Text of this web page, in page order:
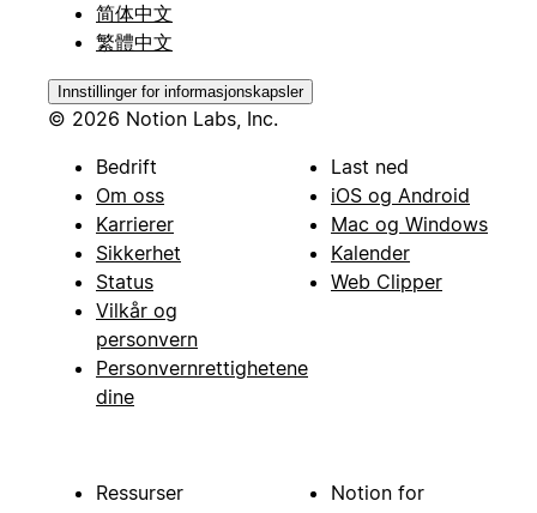
简体中文
繁體中文
Innstillinger for informasjonskapsler
© 2026 Notion Labs, Inc.
Bedrift
Om oss
Karrierer
Sikkerhet
Status
Vilkår og
personvern
Personvernrettighetene
dine
Last ned
iOS og Android
Mac og Windows
Kalender
Web Clipper
Ressurser
Notion for